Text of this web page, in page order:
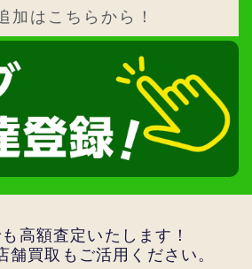
加はこちらから！
高額査定いたします！
舗買取もご活用ください。